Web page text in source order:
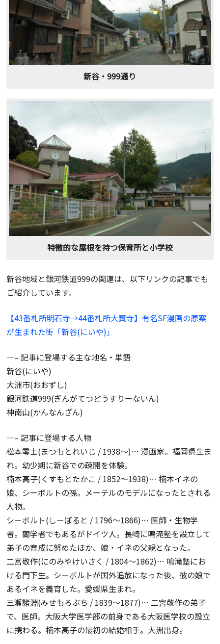
新谷・999通り
特徴的な屋根を持つ保育所と小学校
新谷地域と銀河鉄道999の関連は、以下リンクの記事でも
ご紹介しています。
【43番札所明石寺→44番札所大寶寺】有名SF漫画の原案
が生まれた街「新谷(にいや)」
—– 記事に登場する主な地名・単語
新谷(にいや)
大洲市(おおずし)
銀河鉄道999(ぎんがてつどうすりーないん)
神南山(かんなんざん)
—– 記事に登場する人物
松本零士(まつもとれいじ / 1938～)… 漫画家。福岡県生ま
れ。幼少期に新谷での疎開を体験。
楠本高子(くすもとたかこ / 1852～1938)… 楠本イネの
娘、シーボルトの孫。メーテルのモデルになったとされる
人物。
シーボルト(しーぼると / 1796～1866)… 医師・生物学
者。蘭学者でもあるがドイツ人。長崎に鳴滝塾を設立して
弟子の育成に努めたほか、娘・イネの父親となった。
二宮敬作(にのみやけいさく / 1804～1862)… 鳴滝塾にお
ける門下生。シーボルトが国外追放になった後、彼の娘で
あるイネを義育した。愛媛県生まれ。
三瀬諸淵(みせもろぶち / 1839～1877)… 二宮敬作の弟子
で、医師。大阪大学医学部の前身である大阪医学校の設立
に携わる。楠本高子の最初の結婚相手。大洲出身。